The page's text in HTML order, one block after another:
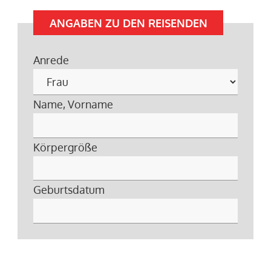
ANGABEN ZU DEN REISENDEN
Anrede
Name, Vorname
Körpergröße
Geburtsdatum